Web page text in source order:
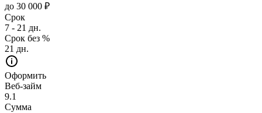
до 30 000 ₽
Срок
7 - 21 дн.
Срок без %
21 дн.
Оформить
Веб-займ
9.1
Сумма